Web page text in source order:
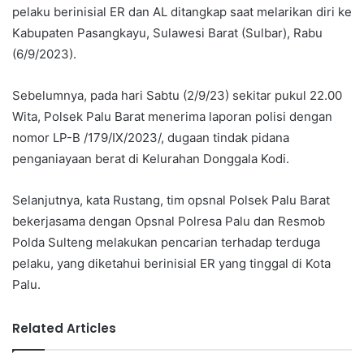
pelaku berinisial ER dan AL ditangkap saat melarikan diri ke
Kabupaten Pasangkayu, Sulawesi Barat (Sulbar), Rabu
(6/9/2023).
Sebelumnya, pada hari Sabtu (2/9/23) sekitar pukul 22.00
Wita, Polsek Palu Barat menerima laporan polisi dengan
nomor LP-B /179/IX/2023/, dugaan tindak pidana
penganiayaan berat di Kelurahan Donggala Kodi.
Selanjutnya, kata Rustang, tim opsnal Polsek Palu Barat
bekerjasama dengan Opsnal Polresa Palu dan Resmob
Polda Sulteng melakukan pencarian terhadap terduga
pelaku, yang diketahui berinisial ER yang tinggal di Kota
Palu.
Related Articles